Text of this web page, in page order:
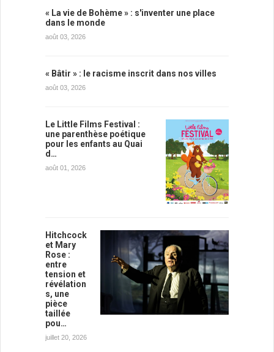
« La vie de Bohème » : s'inventer une place
dans le monde
août 03, 2026
« Bâtir » : le racisme inscrit dans nos villes
août 03, 2026
Le Little Films Festival :
une parenthèse poétique
pour les enfants au Quai
d…
août 01, 2026
Hitchcock
et Mary
Rose :
entre
tension et
révélation
s, une
pièce
taillée
pou…
juillet 20, 2026